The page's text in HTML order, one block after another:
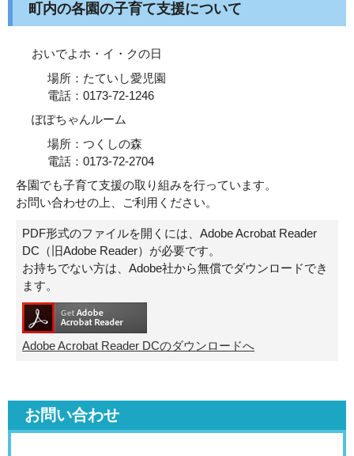
町内の各園の子育て支援について
おいでよホ・イ・クの日
場所：たていし愛児園
電話：0173-72-1246
ぽぽちゃんルーム
場所：つくしの森
電話：0173-72-2704
各園でも子育て支援の取り組みを行っています。
お問い合わせの上、ご利用ください。
PDF形式のファイルを開くには、Adobe Acrobat Reader
DC（旧Adobe Reader）が必要です。
お持ちでない方は、Adobe社から無償でダウンロードでき
ます。
Adobe Acrobat Reader DCのダウンロードへ
お問い合わせ